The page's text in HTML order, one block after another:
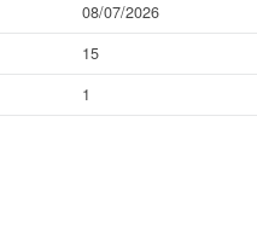
08/07/2026
15
1